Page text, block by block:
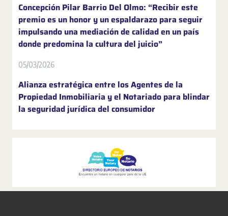
Concepción Pilar Barrio Del Olmo: “Recibir este
premio es un honor y un espaldarazo para seguir
impulsando una mediación de calidad en un país
donde predomina la cultura del juicio”
05/03/2026
Alianza estratégica entre los Agentes de la
Propiedad Inmobiliaria y el Notariado para blindar
la seguridad jurídica del consumidor